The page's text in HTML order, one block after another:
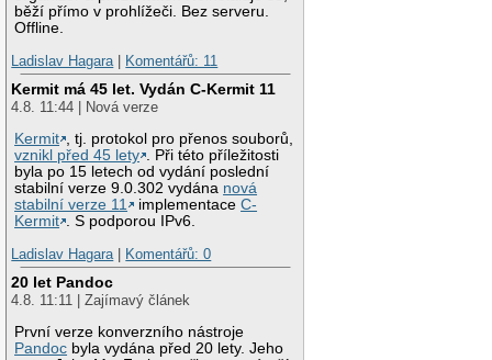
běží přímo v prohlížeči. Bez serveru.
Offline.
Ladislav Hagara | Komentářů: 11
Kermit má 45 let. Vydán C-Kermit 11
4.8. 11:44 | Nová verze
Kermit , tj. protokol pro přenos souborů,
vznikl před 45 lety . Při této příležitosti
byla po 15 letech od vydání poslední
stabilní verze 9.0.302 vydána nová
stabilní verze 11
implementaceC-
Kermit . S podporou IPv6.
Ladislav Hagara | Komentářů: 0
20 let Pandoc
4.8. 11:11 | Zajímavý článek
První verze konverzního nástroje
Pandoc byla vydána před 20 lety. Jeho